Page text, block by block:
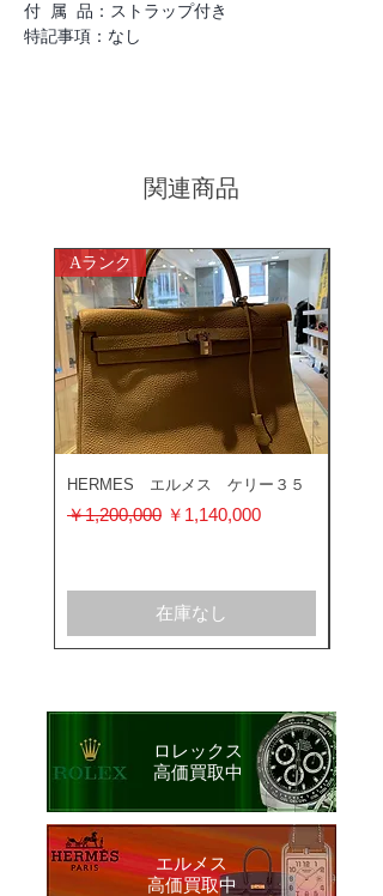
付 属 品：ストラップ付き
特記事項：なし
関連商品
Aランク
HERMES エルメス ケリー３５
通常価格
￥1,200,000 セール価格
￥1,140,000
在庫なし
ロレックス
​高価買取中
​エルメス
​高価買取中